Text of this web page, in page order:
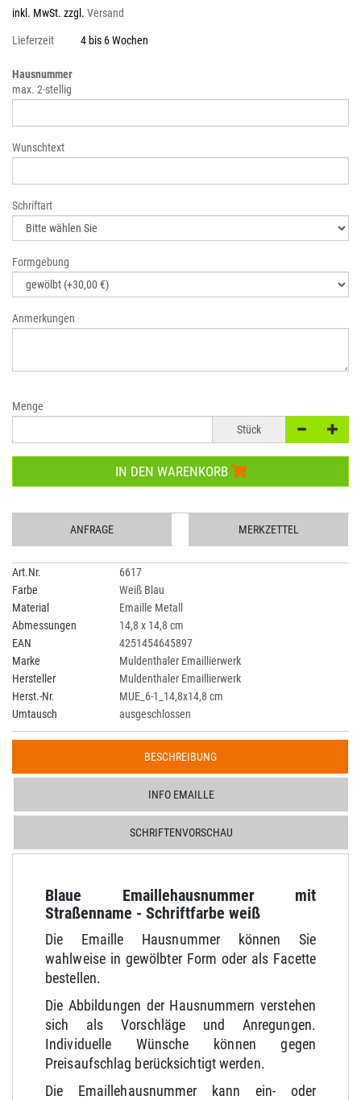
inkl. MwSt. zzgl. Versand
Lieferzeit 4 bis 6 Wochen
Hausnummer
max. 2-stellig
Wunschtext
Schriftart
Formgebung
Anmerkungen
Menge
Stück
IN DEN WARENKORB
ANFRAGE MERKZETTEL
Art.Nr.
6617
Farbe
Weiß Blau
Material
Emaille Metall
Abmessungen
14,8 x 14,8 cm
EAN
4251454645897
Marke
Muldenthaler Emaillierwerk
Hersteller
Muldenthaler Emaillierwerk
Herst.-Nr.
MUE_6-1_14,8x14,8 cm
Umtausch
ausgeschlossen
BESCHREIBUNG
INFO EMAILLE
SCHRIFTENVORSCHAU
Blaue Emaillehausnummer mit
Straßenname - Schriftfarbe weiß
Die Emaille Hausnummer können Sie
wahlweise in gewölbter Form oder als Facette
bestellen.
Die Abbildungen der Hausnummern verstehen
sich als Vorschläge und Anregungen.
Individuelle Wünsche können gegen
Preisaufschlag berücksichtigt werden.
Die Emaillehausnummer kann ein- oder